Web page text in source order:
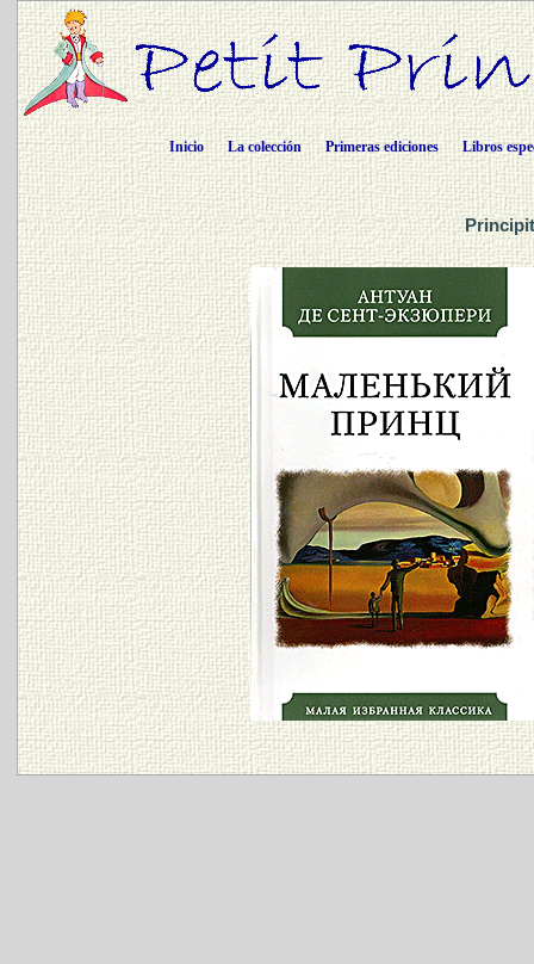
Inicio La colección Primeras ediciones Libros